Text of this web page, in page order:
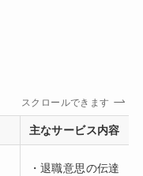
スクロールできます
主なサービス内容
・退職意思の伝達